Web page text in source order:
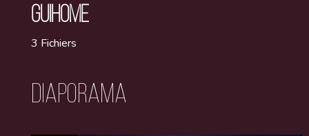
GUIHOME
3 Fichiers
Diaporama